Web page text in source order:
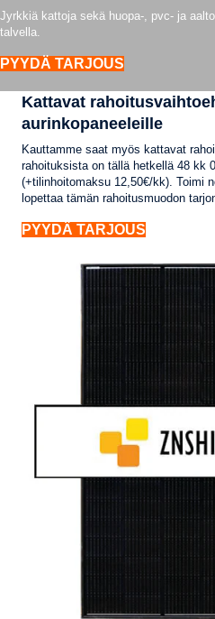
Jyrkkiä kattoja sekä huopa-, pvc- ja
talvella.
PYYDÄ TARJOUS
Kattavat
aurinkopaneeleille
Kauttamme saat myös kattavat
rahoituksista on tällä hetkellä 48 kk
(+tilinhoitomaksu 12,50€/kk). Toimi
lopettaa tämän rahoitusmuodon
PYYDÄ TARJOUS